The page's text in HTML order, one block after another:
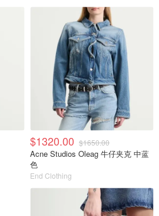
$1320.00 $1650.00
Acne Studios Oleag 牛仔夹克 中蓝
色
End Clothing